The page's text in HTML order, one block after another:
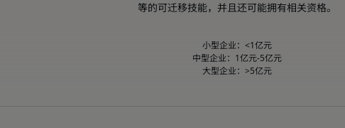
等的可迁移技能，并且还可能拥有相关资格。
小型企业：<1亿元
中型企业：1亿元-5亿元
大型企业：>5亿元